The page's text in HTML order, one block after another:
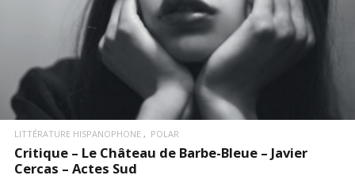
LITTÉRATURE HISPANOPHONE POLAR
Critique – Le Château de Barbe-Bleue – Javier
Cercas – Actes Sud